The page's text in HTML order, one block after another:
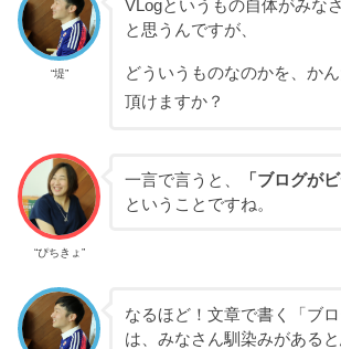
“堤”
VLogというもの自体がみな
と思うんですが、
どういうものなのかを、か
頂けますか？
“ぴちきょ”
一言で言うと、
「ブログが
ということですね。
なるほど！文章で書く「ブ
は、みなさん馴染みがある